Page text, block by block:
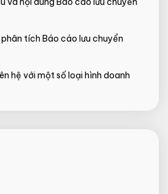
tích Báo cáo lưu chuyển
hệ với một số loại hình doanh